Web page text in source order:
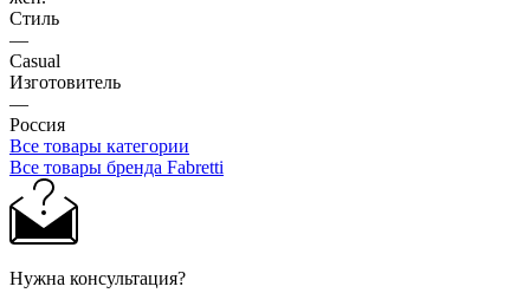
Стиль
—
Casual
Изготовитель
—
Россия
Все товары категории
Все товары бренда Fabretti
Нужна консультация?